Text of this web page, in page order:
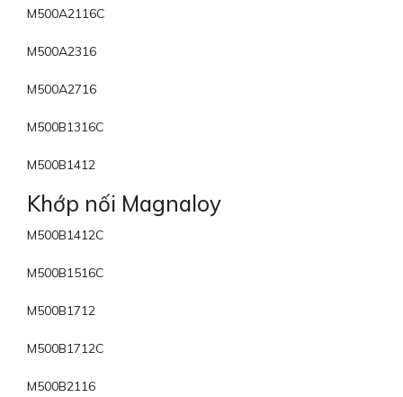
M500A2116C
M500A2316
M500A2716
M500B1316C
M500B1412
Khớp nối Magnaloy
M500B1412C
M500B1516C
M500B1712
M500B1712C
M500B2116